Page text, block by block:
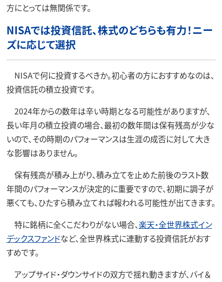
方にとっては無関係です。
NISAでは投資信託、株式のどちらも有力！ニー
ズに応じて選択
NISAで何に投資するべきか。初心者の方におすすめなのは、
投資信託の積立投資です。
2024年からの数年は辛い時期となる可能性がありますが、
長い年月の積立投資の場合、最初の数年間は保有残高が少な
いので、その時期のパフォーマンスは生涯の成否に対して大き
な影響はありません。
保有残高が積み上がり、積み立てを止めた前後のラスト数
年間のパフォーマンスが決定的に重要ですので、初期に調子が
悪くても、ひたすら積み立てれば報われる可能性が出てきます。
特に銘柄に全くこだわりがない場合、楽天・全世界株式イン
デックスファンドなど、全世界株式に連動する投資信託がおす
すめです。
アップサイド・ダウンサイドの双方で揺れ動きますが、バイ＆